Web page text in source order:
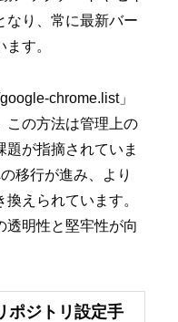
なり、常に最新バー
す。
chrome.list」
この方法は管理上の
題が指摘されていま
移行が進み、より
えられています。
透明性と堅牢性が向
ポジトリ設定手